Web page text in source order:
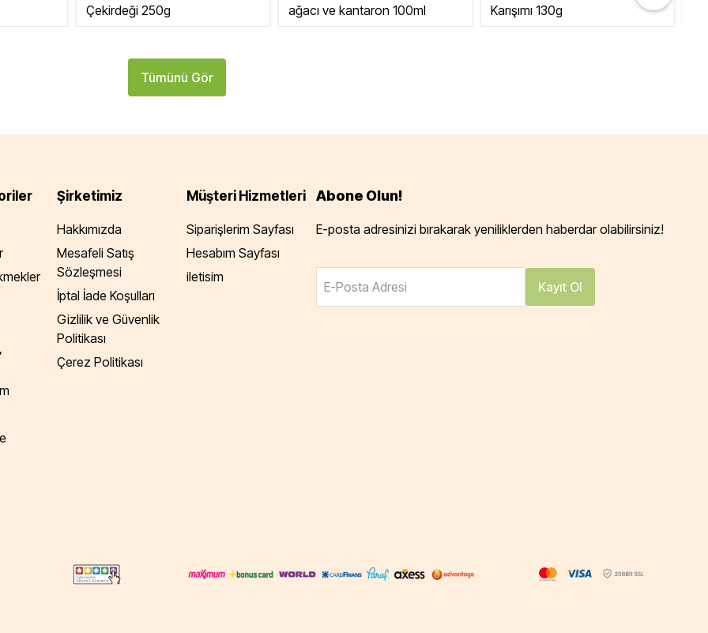
Çekirdeği 250g
ağacı ve kantaron 100ml
Karışımı 130g
Tümünü Gör
Şirketimiz
Hakkımızda
Mesafeli Satış
Sözleşmesi
İptal İade Koşulları
Gizlilik ve Güvenlik
Politikası
Çerez Politikası
Müşteri Hizmetleri
Siparişlerim Sayfası
Hesabım Sayfası
iletisim
Abone Olun!
E-posta adresinizi bırakarak yeniliklerden haberdar olabilirsiniz!
E-Posta Adresi Kayıt Ol